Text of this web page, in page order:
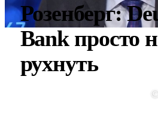
Розенберг:
Bank просто
рухнуть